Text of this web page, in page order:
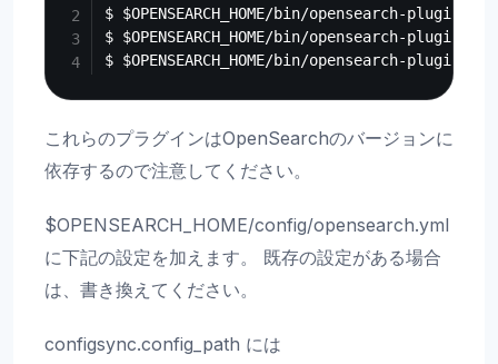
$ $OPENSEARCH_HOME/bin/opensearch-
$ $OPENSEARCH_HOME/bin/opensearch-
これらのプラグインはOpenSearchのバージョンに
依存するので注意してください。
$OPENSEARCH_HOME/config/opensearch.yml
に下記の設定を加えます。 既存の設定がある場合
は、書き換えてください。
configsync.config_path には